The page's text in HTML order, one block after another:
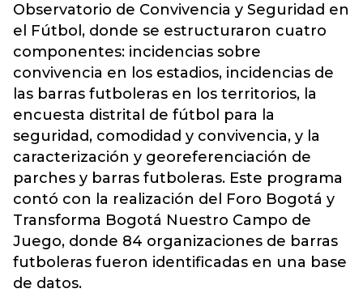
Observatorio de Convivencia y Seguridad en
el Fútbol, donde se estructuraron cuatro
componentes: incidencias sobre
convivencia en los estadios, incidencias de
las barras futboleras en los territorios, la
encuesta distrital de fútbol para la
seguridad, comodidad y convivencia, y la
caracterización y georeferenciación de
parches y barras futboleras. Este programa
contó con la realización del Foro Bogotá y
Transforma Bogotá Nuestro Campo de
Juego, donde 84 organizaciones de barras
futboleras fueron identificadas en una base
de datos.